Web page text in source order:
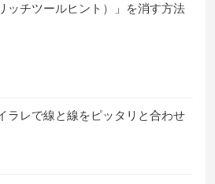
ッチツールヒント）」を消す方法
ラレで線と線をピッタリと合わせ